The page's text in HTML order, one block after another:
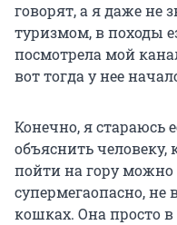
говорят, а я даже не
туризмом, в походы
посмотрела мой
вот тогда у нее
Конечно, я стараюсь
объяснить человеку,
пойти на гору можно
супермегаопасно, не
кошках. Она просто в